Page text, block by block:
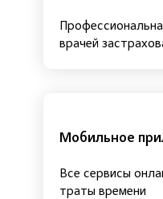
врачей
Мобильное
Все сервисы
траты времени